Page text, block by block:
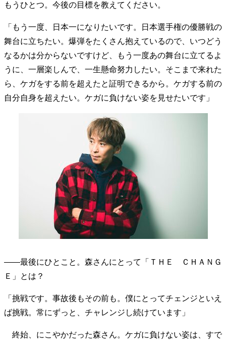
地域とつながる/お金との付き合い方
もうひとつ。今後の目標を教えてください。
「もう一度、日本一になりたいです。日本選手権の優勝戦の
舞台に立ちたい。爆弾をたくさん抱えているので、いつどう
なるかは分からないですけど、もう一度あの舞台に立てるよ
うに、一層楽しんで、一生懸命努力したい。そこまで来れた
ら、ケガをする前を超えたと証明できるから。ケガする前の
自分自身を超えたい。ケガに負けない姿を見せたいです」
――最後にひとこと。森さんにとって「ＴＨＥ ＣＨＡＮＧ
Ｅ」とは？
「挑戦です。事故後もその前も。僕にとってチェンジといえ
ば挑戦。常にずっと、チャレンジし続けています」
終始、にこやかだった森さん。ケガに負けない姿は、すで